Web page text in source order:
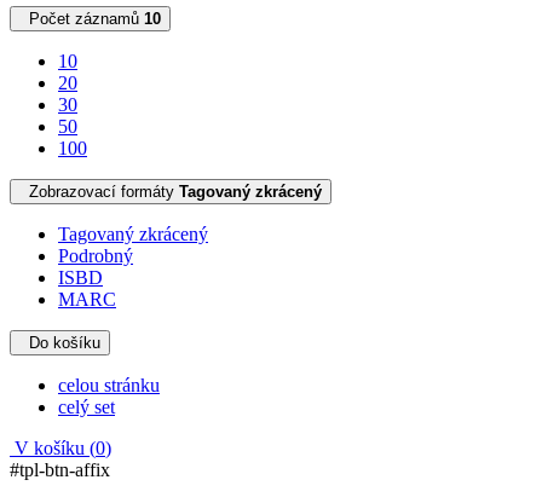
Počet záznamů 10
10
20
30
50
100
Zobrazovací formáty Tagovaný zkrácený
Tagovaný zkrácený
Podrobný
ISBD
MARC
Do košíku
celou stránku
celý set
V košíku (0)
#tpl-btn-affix